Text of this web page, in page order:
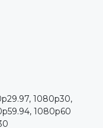
1080p30,
1080p60